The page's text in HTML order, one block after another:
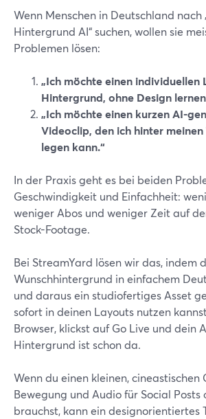
Wenn Menschen in Deutschland nach
Hintergrund AI“ suchen, wollen sie
Problemen lösen:
„Ich möchte einen individuellen
Hintergrund, ohne Design lernen
„Ich möchte einen kurzen AI-
Videoclip, den ich hinter
legen kann.“
In der Praxis geht es bei beiden
Geschwindigkeit und Einfachheit:
weniger Abos und weniger Zeit auf
Stock-Footage.
Bei StreamYard lösen wir das, indem
Wunschhintergrund in einfachem
und daraus ein studiofertiges Asset
sofort in deinen Layouts nutzen
Browser, klickst auf Go Live und dein
Hintergrund ist schon da.
Wenn du einen kleinen, cineastischen
Bewegung und Audio für Social Posts
brauchst, kann ein designorientiertes